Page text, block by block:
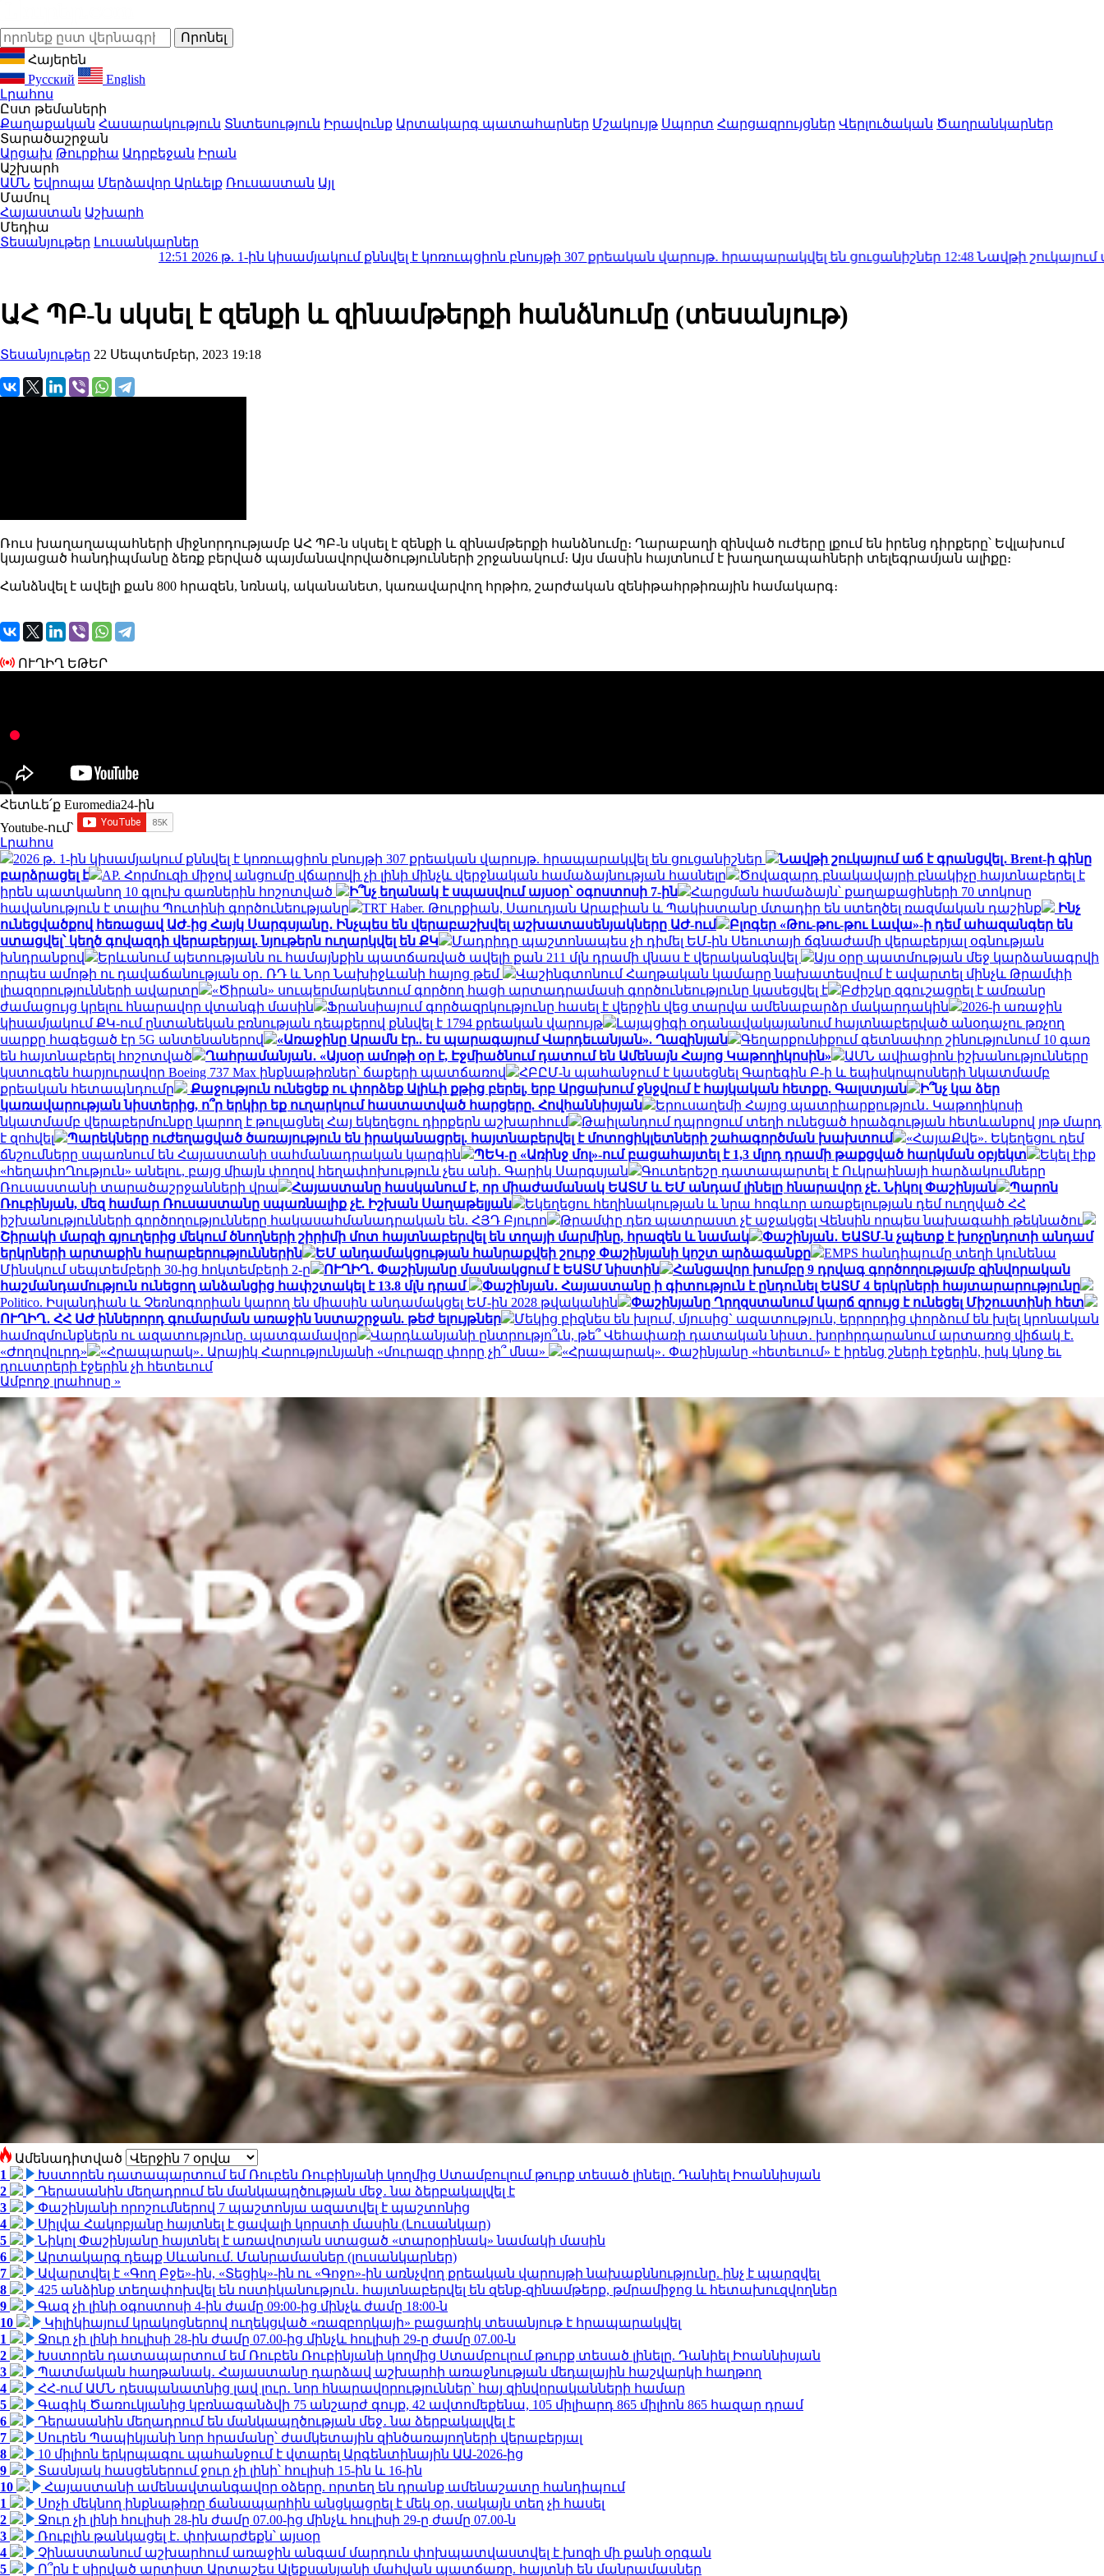
Հայերեն
Русский
English
Լրահոս
Ըստ թեմաների
Քաղաքական Հասարակություն Տնտեսություն Իրավունք Արտակարգ պատահարներ Մշակույթ Սպորտ Հարցազրույցներ Վերլուծական Ծաղրանկարներ
Տարածաշրջան
Արցախ Թուրքիա Ադրբեջան Իրան
Աշխարհ
ԱՄՆ Եվրոպա Մերձավոր Արևելք Ռուսաստան Այլ
Մամուլ
Հայաստան Աշխարհ
Մեդիա
Տեսանյութեր Լուսանկարներ
2026 թ. 1-ին կիսամյակում քննվել է կոռուպցիոն բնույթի 307 քրեական վարույթ. հրապարակվել են ցուցանիշներ12:48Նավթի շուկայում աճ է
ԱՀ ՊԲ-ն սկսել է զենքի և զինամթերքի հանձնումը (տեսանյութ)
Տեսանյութեր 22 Սեպտեմբեր, 2023 19:18
Ռուս խաղաղապահների միջնորդությամբ ԱՀ ՊԲ-ն սկսել է զենքի և զինամթերքի հանձնումը։ Ղարաբաղի զինված ուժերը լքում են իրենց դիրքերը՝ Եվլախում
կայացած հանդիպմանը ձեռք բերված պայմանավորվածությունների շրջանակում։ Այս մասին հայտնում է խաղաղապահների տելեգրամյան ալիքը։
Հանձնվել է ավելի քան 800 հրազեն, նռնակ, ականանետ, կառավարվող հրթիռ, շարժական զենիթահրթիռային համակարգ։
ՈՒՂԻՂ ԵԹԵՐ
Հետևե՛ք Euromedia24-ին
Youtube-ում`
Լրահոս
2026 թ. 1-ին կիսամյակում քննվել է կոռուպցիոն բնույթի 307 քրեական վարույթ. հրապարակվել են ցուցանիշներ
Նավթի շուկայում աճ է գրանցվել․ Brent-ի գինը
բարձրացել է
AP. Հորմուզի միջով անցումը վճարովի չի լինի մինչև վերջնական համաձայնության հասնելը
Ծովազարդ բնակավայրի բնակիչը հայտնաբերել է
իրեն պատկանող 10 գլուխ գառներին հոշոտված
Ի՞նչ եղանակ է սպասվում այսօր՝ օգոստոսի 7-ին
Հարցման համաձայն՝ քաղաքացիների 70 տոկոսը
հավանություն է տալիս Պուտինի գործունեությանը
TRT Haber. Թուրքիան, Սաուդյան Արաբիան և Պակիստանը մտադիր են ստեղծել ռազմական դաշինք
Ինչ
ունեցվածքով հեռացավ ԱԺ-ից Հայկ Սարգսյանը․ Ինչպես են վերաբաշխվել աշխատասենյակները ԱԺ-ում
Բլոգեր «Թու-թու-թու Լավա»-ի դեմ ահազանգեր են
ստացվել՝ կեղծ գովազդի վերաբերյալ. նյութերն ուղարկվել են ՔԿ
Մադրիդը պաշտոնապես չի դիմել ԵՄ-ին Սեուտայի ​​ճգնաժամի վերաբերյալ օգնության
խնդրանքով
Երևանում պետությանն ու համայնքին պատճառված ավելի քան 211 մլն դրամի վնաս է վերականգնվել
Այս օրը պատմության մեջ կարձանագրվի
որպես ամոթի ու դավաճանության օր․ ՌԴ և Նոր Նախիջևանի հայոց թեմ
Վաշինգտոնում Հաղթական կամարը նախատեսվում է ավարտել մինչև Թրամփի
լիազորությունների ավարտը
«Ծիրան» սուպերմարկետում գործող հացի արտադրամասի գործունեությունը կասեցվել է
Բժիշկը զգուշացրել է ամռանը
ժամացույց կրելու հնարավոր վտանգի մասին
Ֆրանսիայում գործազրկությունը հասել է վերջին վեց տարվա ամենաբարձր մակարդակին
2026-ի առաջին
կիսամյակում ՔԿ-ում ընտանեկան բռնության դեպքերով քննվել է 1794 քրեական վարույթ
Լայպցիգի օդանավակայանում հայտնաբերված անօդաչու թռչող
սարքը հագեցած էր 5G անտենաներով
«Առաջինը Արամն էր.. էս պարագայում Վարդեւանյան». Ղազինյան
Գեղարքունիքում գետնափոր շինությունում 10 գառ
են հայտնաբերել հոշոտված
Ղահրամանյան․ «Այսօր ամոթի օր է, Էջմիածնում դատում են Ամենայն Հայոց Կաթողիկոսին»
ԱՄՆ ավիացիոն իշխանությունները
կստուգեն հարյուրավոր Boeing 737 Max ինքնաթիռներ՝ ճաքերի պատճառով
ՀԲԸՄ-ն պահանջում է կասեցնել Գարեգին Բ-ի և եպիսկոպոսների նկատմամբ
քրեական հետապնդումը
Քաջություն ունեցեք ու փորձեք Ալիևի քթից բերել, երբ Արցախում ջնջվում է հայկական հետքը. Գալստյան
Ի՞նչ կա ձեր
կառավարության նիստերից, ո՞ր երկիր եք ուղարկում հաստատված հարցերը. Հովհաննիսյան
Երուսաղեմի Հայոց պատրիարքություն․ Կաթողիկոսի
նկատմամբ վերաբերմունքը կարող է թուլացնել Հայ եկեղեցու դիրքերն աշխարհում
Թաիլանդում դպրոցում տեղի ունեցած հրաձգության հետևանքով յոթ մարդ
է զոհվել
Պարեկները ուժեղացված ծառայություն են իրականացրել. հայտնաբերվել է մոտոցիկլետների շահագործման խախտում
«ՀայաՔվե». Եկեղեցու դեմ
ճնշումները սպառնում են Հայաստանի սահմանադրական կարգին
ՊԵԿ-ը «Առինջ մոլ»-ում բացահայտել է 1,3 մլրդ դրամի թաքցված հարկման օբյեկտ
Եկել էիք
«հեղափոՂություն» անելու, բայց միայն փողով հեղափոխություն չես անի․ Գարիկ Սարգսյան
Գուտերեշը դատապարտել է Ուկրաինայի հարձակումները
Ռուսաստանի տարածաշրջանների վրա
Հայաստանը հասկանում է, որ միաժամանակ ԵԱՏՄ և ԵՄ անդամ լինելը հնարավոր չէ․ Նիկոլ Փաշինյան
Պարոն
Ռուբինյան, մեզ համար Ռուսաստանը սպառնալիք չէ. Իշխան Սաղաթելյան
Եկեղեցու հեղինակության և նրա հոգևոր առաքելության դեմ ուղղված ՀՀ
իշխանությունների գործողությունները հակասահմանադրական են. ՀՅԴ Բյուրո
Թրամփը դեռ պատրաստ չէ աջակցել Վենսին որպես նախագահի թեկնածու
Շիրակի մարզի գյուղերից մեկում ծնողների շիրիմի մոտ հայտնաբերվել են տղայի մարմինը, հրազեն և նամակ
Փաշինյան․ ԵԱՏՄ-ն չպետք է խոչընդոտի անդամ
երկրների արտաքին հարաբերություններին
ԵՄ անդամակցության հանրաքվեի շուրջ Փաշինյանի կոշտ արձագանքը
EMPS հանդիպումը տեղի կունենա
Մինսկում սեպտեմբերի 30-ից հոկտեմբերի 2-ը
ՈՒՂԻՂ․ Փաշինյանը մասնակցում է ԵԱՏՄ նիստին
Հանցավոր խումբը 9 դրվագ գործողությամբ զինվորական
հաշմանդամություն ունեցող անձանցից հափշտակել է 13.8 մլն դրամ
Փաշինյան․ Հայաստանը ի գիտություն է ընդունել ԵԱՏՄ 4 երկրների հայտարարությունը
Politico. Իսլանդիան և Չեռնոգորիան կարող են միասին անդամակցել ԵՄ-ին 2028 թվականին
Փաշինյանը Ղրղզստանում կարճ զրույց է ունեցել Միշուստինի հետ
ՈՒՂԻՂ․ ՀՀ ԱԺ իններորդ գումարման առաջին նստաշրջան. թեժ ելույթներ
Մեկից բիզնես են խլում, մյուսից` ազատություն, երրորդից փորձում են խլել կրոնական
համոզմունքներն ու ազատությունը. պատգամավոր
Վարդևանյանի ընտրությո՞ւն, թե՞ Վեհափառի դատական նիստ․ խորհրդարանում արտառոց վիճակ է.
«Ժողովուրդ»
«Հրապարակ»․ Արայիկ Հարությունյանի «մուրազը փորը չի՞ մնա»
«Հրապարակ»․ Փաշինյանը «հետեւում» է իրենց շների էջերին, իսկ կնոջ եւ
դուստրերի էջերին չի հետեւում
Ամբողջ լրահոսը »
Ամենադիտված
1
Խստորեն դատապարտում եմ Ռուբեն Ռուբինյանի կողմից Ստամբուլում թուրք տեսած լինելը. Դանիել Իոաննիսյան
2
Դերասանին մեղադրում են մանկապղծության մեջ․ նա ձերբակալվել է
3
Փաշինյանի որոշումներով 7 պաշտոնյա ազատվել է պաշտոնից
4
Սիլվա Հակոբյանը հայտնել է ցավալի կորստի մասին (Լուսանկար)
5
Նիկոլ Փաշինյանը հայտնել է առավոտյան ստացած «տարօրինակ» նամակի մասին
6
Արտակարգ դեպք Սևանում. Մանրամասներ (լուսանկարներ)
7
Ավարտվել է «Գող Բջե»-ին, «Տեցիկ»-ին ու «Գոջո»-ին առնչվող քրեական վարույթի նախաքննությունը. ինչ է պարզվել
8
425 անձինք տեղափոխվել են ոստիկանություն․ հայտնաբերվել են զենք-զինամթերք, թմրամիջոց և հետախուզվողներ
9
Գազ չի լինի օգոստոսի 4-ին ժամը 09:00-ից մինչև ժամը 18:00-ն
10
Կիլիկիայում կրակոցներով ուղեկցված «ռազբորկայի» բացառիկ տեսանյութ է հրապարակվել
1
Ջուր չի լինի հուլիսի 28-ին ժամը 07.00-ից մինչև հուլիսի 29-ը ժամը 07.00-ն
2
Խստորեն դատապարտում եմ Ռուբեն Ռուբինյանի կողմից Ստամբուլում թուրք տեսած լինելը. Դանիել Իոաննիսյան
3
Պատմական հաղթանակ․ Հայաստանը դարձավ աշխարհի առաջնության մեդալային հաշվարկի հաղթող
4
ՀՀ-ում ԱՄՆ դեսպանատնից լավ լուր․ նոր հնարավորություններ՝ հայ զինվորականների համար
5
Գագիկ Ծառուկյանից կբռնագանձվի 75 անշարժ գույք, 42 ավտոմեքենա, 105 միլիարդ 865 միլիոն 865 հազար դրամ
6
Դերասանին մեղադրում են մանկապղծության մեջ․ նա ձերբակալվել է
7
Սուրեն Պապիկյանի նոր հրամանը՝ ժամկետային զինծառայողների վերաբերյալ
8
10 միլիոն երկրպագու պահանջում է վտարել Արգենտինային ԱԱ-2026-ից
9
Տասնյակ հասցեներում ջուր չի լինի՝ հուլիսի 15-ին և 16-ին
10
Հայաստանի ամենավտանգավոր օձերը. որտեղ են դրանք ամենաշատը հանդիպում
1
Սոչի մեկնող ինքնաթիռը ճանապարհին անցկացրել է մեկ օր, սակայն տեղ չի հասել
2
Ջուր չի լինի հուլիսի 28-ին ժամը 07.00-ից մինչև հուլիսի 29-ը ժամը 07.00-ն
3
Ռուբլին թանկացել է․ փոխարժեքն՝ այսօր
4
Չինաստանում աշխարհում առաջին անգամ մարդուն փոխպատվաստվել է խոզի մի քանի օրգան
5
Ո՞րն է սիրված արտիստ Արտաշես Ալեքսանյանի մահվան պատճառը. հայտնի են մանրամասներ